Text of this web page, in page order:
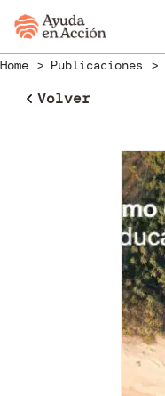
Home Publicaciones
Volver